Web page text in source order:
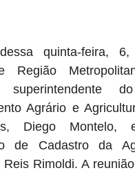
quinta-feira,
Região
Agrário e
Diego
de Cadastro da
Reis Rimoldi. A